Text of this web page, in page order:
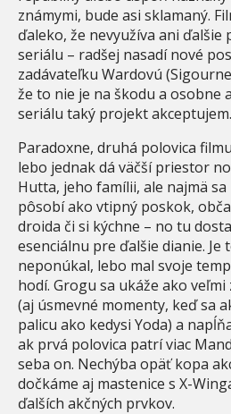
známymi, bude asi sklamaný.
ďaleko, že nevyužíva ani ďalšie
seriálu – radšej nasadí nové
zadávateľku Wardovú
že to nie je na škodu a osobne
seriálu taký projekt akceptujem.
Paradoxne, druhá polovica
lebo jednak dá väčší priestor
Hutta, jeho famílii, ale najmä
pôsobí ako vtipný poskok,
droida či si kýchne – no tu
esenciálnu pre ďalšie dianie.
neponúkal, lebo mal svoje
hodí. Grogu sa ukáže ako
(aj úsmevné momenty, keď sa
palicu ako kedysi Yoda) a
ak prvá polovica patrí viac
seba on. Nechýba opäť kopa
dočkáme aj mastenice s X-
ďalších akčných prvkov.